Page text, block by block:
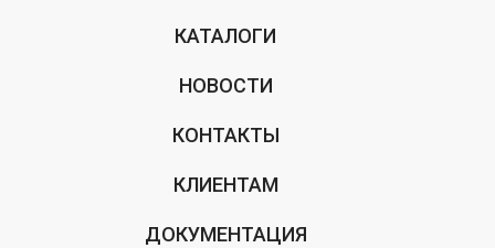
КАТАЛОГИ
НОВОСТИ
КОНТАКТЫ
КЛИЕНТАМ
ДОКУМЕНТАЦИЯ